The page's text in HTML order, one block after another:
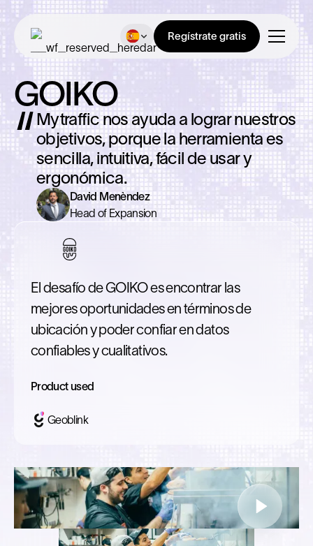
Regístrate gratis
GOIKO
Mytraffic nos ayuda a lograr nuestros
objetivos, porque la herramienta es
sencilla, intuitiva, fácil de usar y
ergonómica.
David Menèndez
Head of Expansion
El desafío de GOIKO es encontrar las
mejores oportunidades en términos de
ubicación y poder confiar en datos
confiables y cualitativos.
Product used
Geoblink